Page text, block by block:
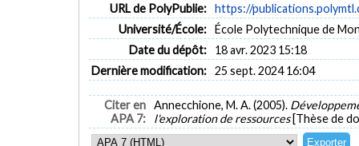
URL de PolyPublie: https://
Université/École: École Polytechnique de
Date du dépôt:
18 avr. 2023 15:18
Dernière modification: 25 sept. 2024 16:04
Citer en
APA 7:
Annecchione, M. A. (2005).
l'exploration de ressources [Thèse de